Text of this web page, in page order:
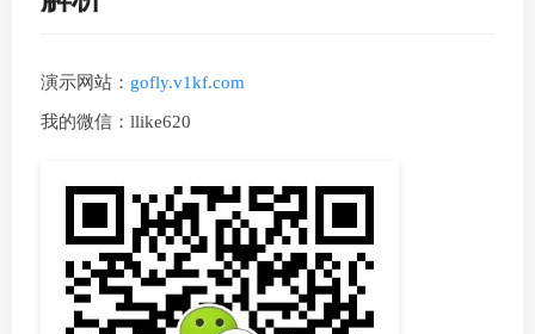
演示网站： gofly.v1kf.com
我的微信：llike620